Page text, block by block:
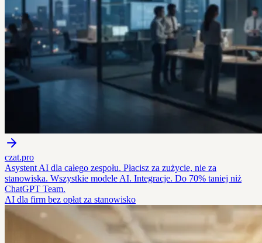
czat.pro
Asystent AI dla całego zespołu. Płacisz za zużycie, nie za
stanowiska. Wszystkie modele AI. Integracje. Do 70% taniej niż
ChatGPT Team.
AI dla firm bez opłat za stanowisko